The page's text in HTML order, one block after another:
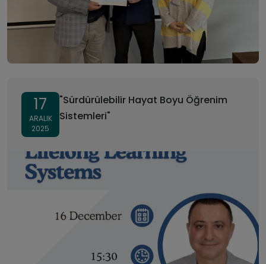
17
ARALIK
2025
"Sürdürülebilir Hayat Boyu Öğrenim
Sistemleri"